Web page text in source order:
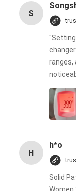
S
"Setting
ranges,
H
h*o
Solid